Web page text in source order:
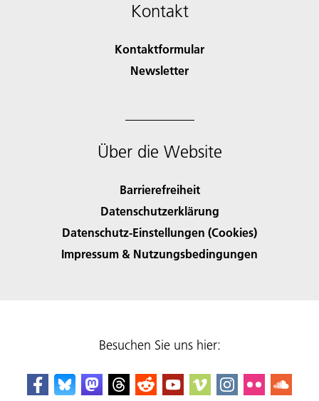
Kontakt
Kontaktformular
Newsletter
Über die Website
Barrierefreiheit
Datenschutzerklärung
Datenschutz-Einstellungen (Cookies)
Impressum & Nutzungsbedingungen
Besuchen Sie uns hier: